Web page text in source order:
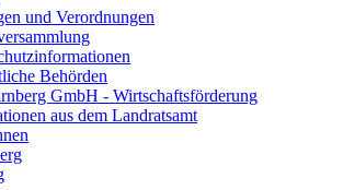
und Verordnungen
Behörden
GmbH - Wirtschaftsförderung
aus dem Landratsamt